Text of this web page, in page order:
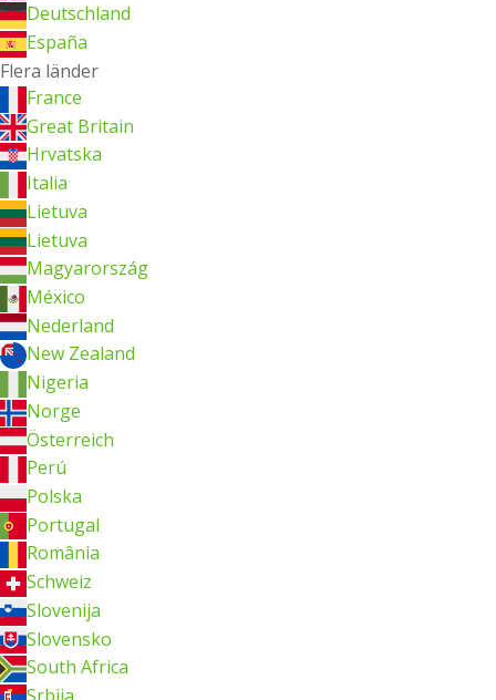
Deutschland
España
Flera länder
France
Great Britain
Hrvatska
Italia
Lietuva
Lietuva
Magyarország
México
Nederland
New Zealand
Nigeria
Norge
Österreich
Perú
Polska
Portugal
România
Schweiz
Slovenija
Slovensko
South Africa